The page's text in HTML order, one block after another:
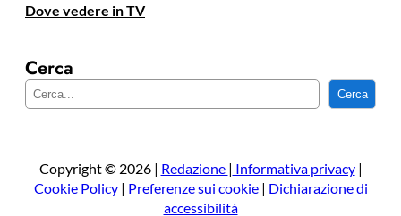
Dove vedere in TV
Cerca
e
a
Cerca
Copyright © 2026 | Redazione | Informativa privacy|
Cookie Policy| Preferenze sui cookie| Dichiarazione di
accessibilità